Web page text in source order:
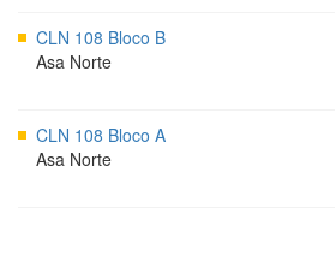
CLN 108 Bloco B
Asa Norte
CLN 108 Bloco A
Asa Norte